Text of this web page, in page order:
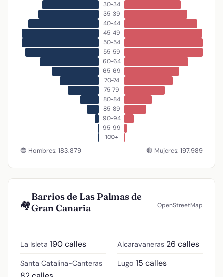
30-34
35-39
40-44
45-49
50-54
55-59
60-64
65-69
70-74
75-79
80-84
85-89
90-94
95-99
100+
🔵 Hombres: 183.879 🔴 Mujeres: 197.989
🏘️
Barrios de Las Palmas de
Gran Canaria
OpenStreetMap
La Isleta 190 calles
Santa Catalina-Canteras
Alcaravaneras 26 calles
Lugo 15 calles